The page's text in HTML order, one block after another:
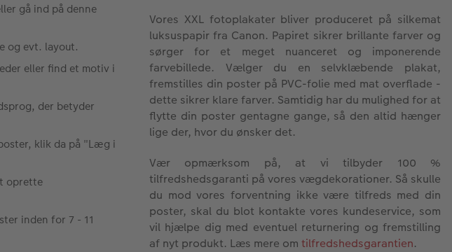
gå ind på denne
og evt. layout.
eller find et motiv i
der betyder
klik da på "Læg i
oprette
inden for 7 - 11
Vores XXL fotoplakater bliver produceret på silkemat
luksuspapir fra Canon. Papiret sikrer brillante farver og
sørger for et meget nuanceret og imponerende
farvebillede. Vælger du en selvklæbende plakat,
fremstilles din poster på PVC-folie med mat overflade -
dette sikrer klare farver. Samtidig har du mulighed for at
flytte din poster gentagne gange, så den altid hænger
lige der, hvor du ønsker det.
Vær opmærksom på, at vi tilbyder 100 %
tilfredshedsgaranti på vores vægdekorationer. Så skulle
du mod vores forventning ikke være tilfreds med din
poster, skal du blot kontakte vores kundeservice, som
vil hjælpe dig med eventuel returnering og fremstilling
af nyt produkt. Læs mere om tilfredshedsgarantien.